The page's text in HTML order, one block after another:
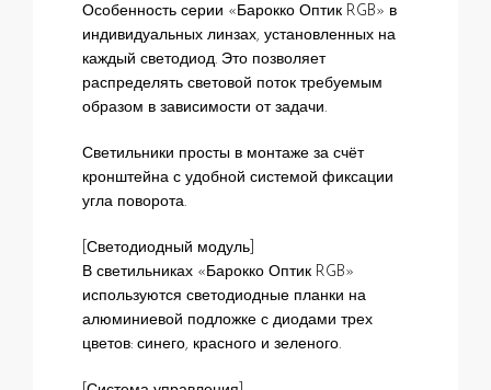
Особенность серии «Барокко Оптик RGB» в
индивидуальных линзах, установленных на
каждый светодиод. Это позволяет
распределять световой поток требуемым
образом в зависимости от задачи.
Светильники просты в монтаже за счёт
кронштейна с удобной системой фиксации
угла поворота.
[Светодиодный модуль]
В светильниках «Барокко Оптик RGB»
используются светодиодные планки на
алюминиевой подложке с диодами трех
цветов: синего, красного и зеленого.